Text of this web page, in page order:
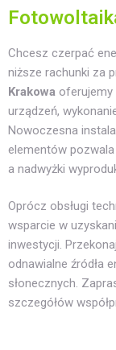
Chcesz czerpać
niższe rachunki za
Krakowa oferujemy
urządzeń,
Nowoczesna
elementów
a nadwyżki
Oprócz obsługi
wsparcie w
inwestycji.
odnawialne źródła
słonecznych.
szczegółów